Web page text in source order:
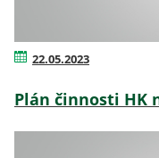
22.05.2023
Plán činnosti HK